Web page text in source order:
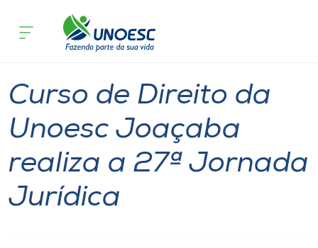
Cursos
Pesquisa
Atendimento ao Estudante
Portal de Ensino
Curso de Direito da
Unoesc Joaçaba
realiza a 27ª Jornada
Jurídica